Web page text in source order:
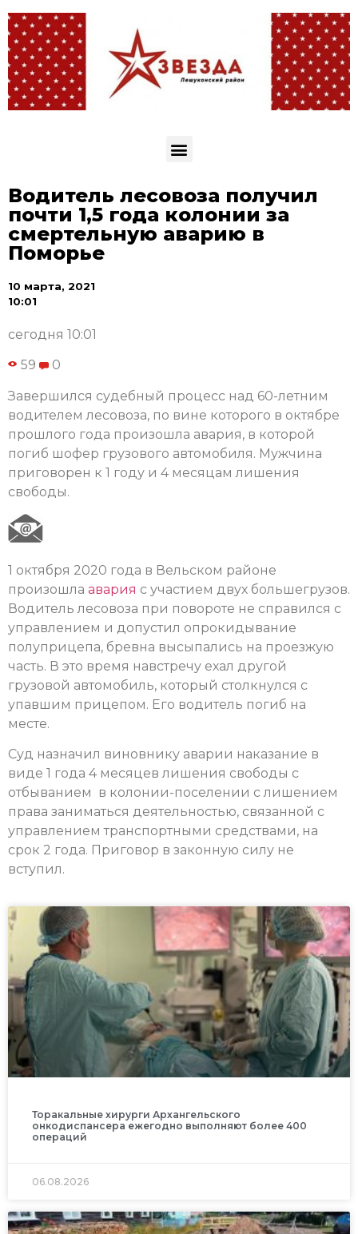
Водитель лесовоза получил
почти 1,5 года колонии за
смертельную аварию в
Поморье
10 марта, 2021
10:01
сегодня 10:01
59 0
Завершился судебный процесс над 60-летним
водителем лесовоза, по вине которого в октябре
прошлого года произошла авария, в которой
погиб шофер грузового автомобиля. Мужчина
приговорен к 1 году и 4 месяцам лишения
свободы.
1 октября 2020 года в Вельском районе
произошла авария с участием двух большегрузов.
Водитель лесовоза при повороте не справился с
управлением и допустил опрокидывание
полуприцепа, бревна высыпались на проезжую
часть. В это время навстречу ехал другой
грузовой автомобиль, который столкнулся с
упавшим прицепом. Его водитель погиб на
месте.
Суд назначил виновнику аварии наказание в
виде 1 года 4 месяцев лишения свободы с
отбыванием в колонии-поселении с лишением
права заниматься деятельностью, связанной с
управлением транспортными средствами, на
срок 2 года. Приговор в законную силу не
вступил.
Торакальные хирурги Архангельского
онкодиспансера ежегодно выполняют более 400
операций
06.08.2026